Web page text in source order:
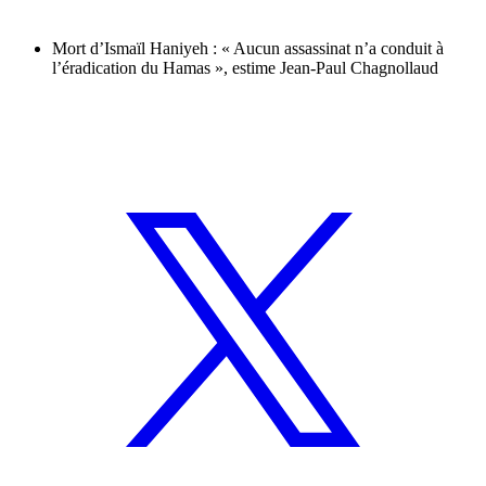
Mort d’Ismaïl Haniyeh : « Aucun assassinat n’a conduit à
l’éradication du Hamas », estime Jean-Paul Chagnollaud